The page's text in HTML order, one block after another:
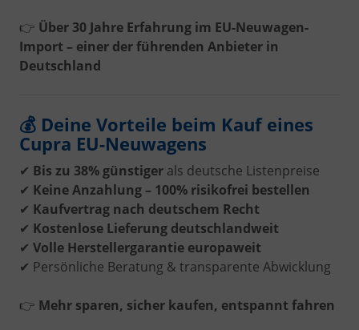
👉 Über 30 Jahre Erfahrung im EU-Neuwagen-
Import – einer der führenden Anbieter in
Deutschland
💰 Deine Vorteile beim Kauf eines
Cupra EU-Neuwagens
✔ Bis zu 38% günstiger als deutsche Listenpreise
✔ Keine Anzahlung – 100% risikofrei bestellen
✔ Kaufvertrag nach deutschem Recht
✔ Kostenlose Lieferung deutschlandweit
✔ Volle Herstellergarantie europaweit
✔ Persönliche Beratung & transparente Abwicklung
👉 Mehr sparen, sicher kaufen, entspannt fahren